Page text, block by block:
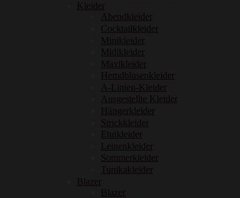
Kleider
Abendkleider
Cocktailkleider
Minikleider
Midikleider
Maxikleider
Hemdblusenkleider
A-Linien-Kleider
Ausgestellte Kleider
Hängerkleider
Strickkleider
Etuikleider
Leinenkleider
Sommerkleider
Tunikakleider
Blazer
Blazer